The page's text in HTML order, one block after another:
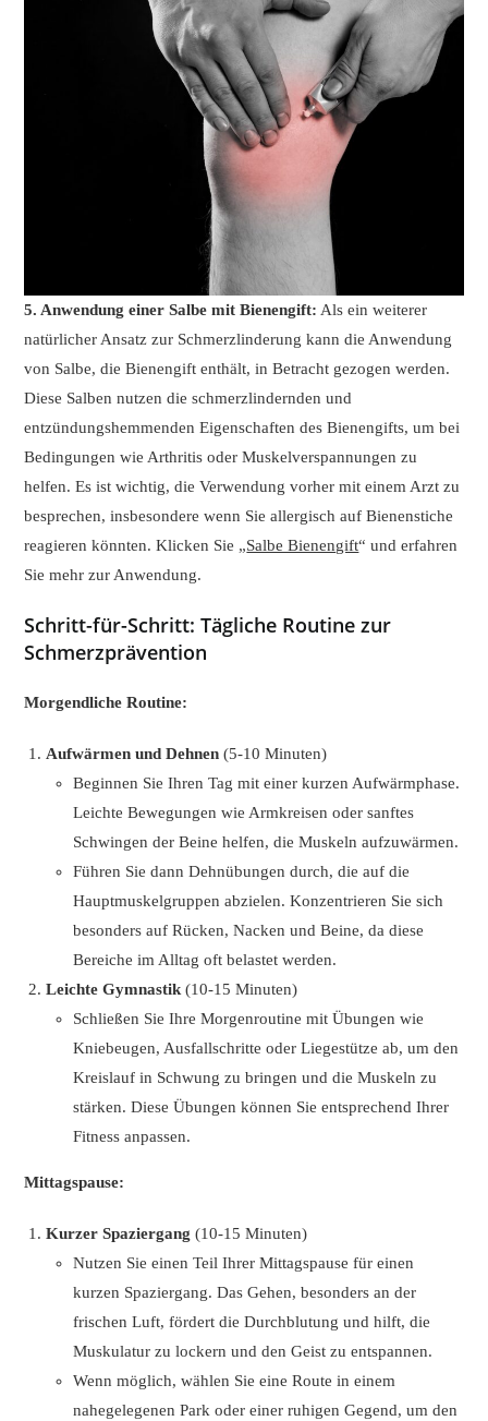
5. Anwendung einer Salbe mit Bienengift: Als ein weiterer
natürlicher Ansatz zur Schmerzlinderung kann die Anwendung
von Salbe, die Bienengift enthält, in Betracht gezogen werden.
Diese Salben nutzen die schmerzlindernden und
entzündungshemmenden Eigenschaften des Bienengifts, um bei
Bedingungen wie Arthritis oder Muskelverspannungen zu
helfen. Es ist wichtig, die Verwendung vorher mit einem Arzt zu
besprechen, insbesondere wenn Sie allergisch auf Bienenstiche
reagieren könnten. Klicken Sie „Salbe Bienengift“ und erfahren
Sie mehr zur Anwendung.
Schritt-für-Schritt: Tägliche Routine zur
Schmerzprävention
Morgendliche Routine:
Aufwärmen und Dehnen (5-10 Minuten)
Beginnen Sie Ihren Tag mit einer kurzen Aufwärmphase.
Leichte Bewegungen wie Armkreisen oder sanftes
Schwingen der Beine helfen, die Muskeln aufzuwärmen.
Führen Sie dann Dehnübungen durch, die auf die
Hauptmuskelgruppen abzielen. Konzentrieren Sie sich
besonders auf Rücken, Nacken und Beine, da diese
Bereiche im Alltag oft belastet werden.
Leichte Gymnastik(10-15 Minuten)
Schließen Sie Ihre Morgenroutine mit Übungen wie
Kniebeugen, Ausfallschritte oder Liegestütze ab, um den
Kreislauf in Schwung zu bringen und die Muskeln zu
stärken. Diese Übungen können Sie entsprechend Ihrer
Fitness anpassen.
Mittagspause:
Kurzer Spaziergang (10-15 Minuten)
Nutzen Sie einen Teil Ihrer Mittagspause für einen
kurzen Spaziergang. Das Gehen, besonders an der
frischen Luft, fördert die Durchblutung und hilft, die
Muskulatur zu lockern und den Geist zu entspannen.
Wenn möglich, wählen Sie eine Route in einem
nahegelegenen Park oder einer ruhigen Gegend, um den